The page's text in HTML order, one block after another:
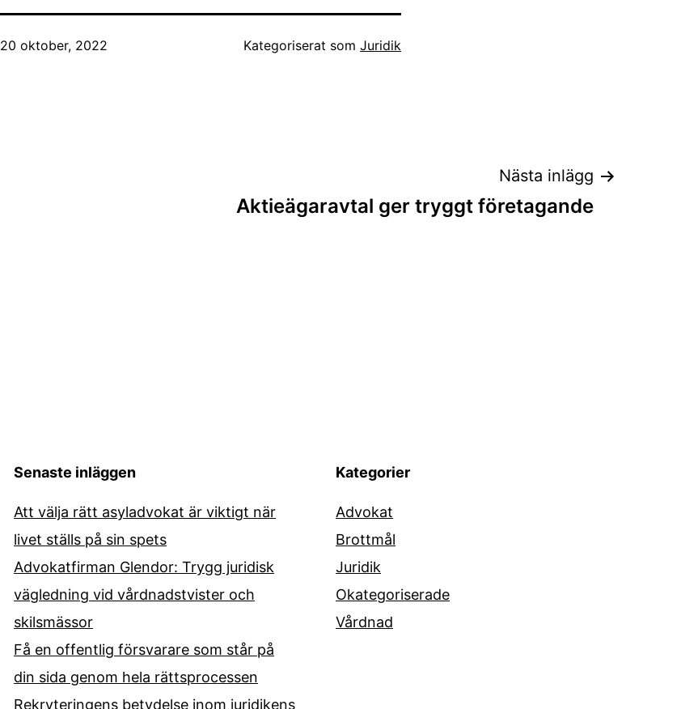
20 oktober, 2022
Kategoriserat som Juridik
Nästa inlägg
Aktieägaravtal ger tryggt företagande
Senaste inläggen
Att välja rätt asyladvokat är viktigt när
livet ställs på sin spets
Advokatfirman Glendor: Trygg juridisk
vägledning vid vårdnadstvister och
skilsmässor
Få en offentlig försvarare som står på
din sida genom hela rättsprocessen
Rekryteringens betydelse inom juridikens
Kategorier
Advokat
Brottmål
Juridik
Okategoriserade
Vårdnad